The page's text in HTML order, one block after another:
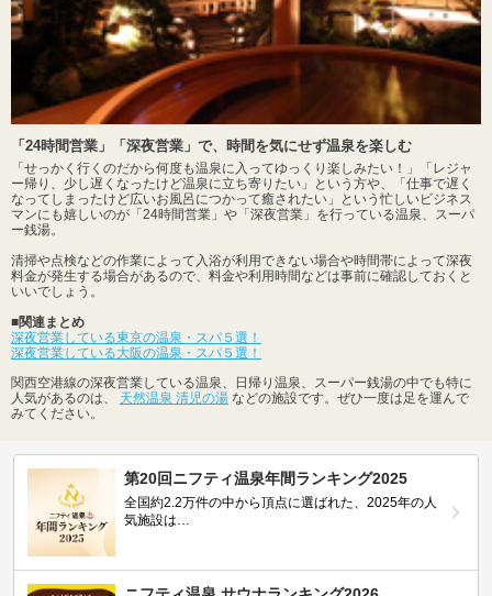
「24時間営業」「深夜営業」で、時間を気にせず温泉を楽しむ
「せっかく行くのだから何度も温泉に入ってゆっくり楽しみたい！」「レジャ
ー帰り、少し遅くなったけど温泉に立ち寄りたい」という方や、「仕事で遅く
なってしまったけど広いお風呂につかって癒されたい」という忙しいビジネス
マンにも嬉しいのが「24時間営業」や「深夜営業」を行っている温泉、スーパ
ー銭湯。
清掃や点検などの作業によって入浴が利用できない場合や時間帯によって深夜
料金が発生する場合があるので、料金や利用時間などは事前に確認しておくと
いいでしょう。
■関連まとめ
深夜営業している東京の温泉・スパ５選！
深夜営業している大阪の温泉・スパ５選！
関西空港線の深夜営業している温泉、日帰り温泉、スーパー銭湯の中でも特に
人気があるのは、 天然温泉 清児の湯 などの施設です。ぜひ一度は足を運んで
みてください。
第20回ニフティ温泉年間ランキング2025
全国約2.2万件の中から頂点に選ばれた、2025年の人
気施設は…